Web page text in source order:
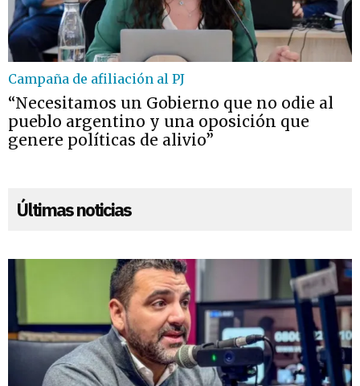
Campaña de afiliación al PJ
“Necesitamos un Gobierno que no odie al
pueblo argentino y una oposición que
genere políticas de alivio”
Últimas noticias